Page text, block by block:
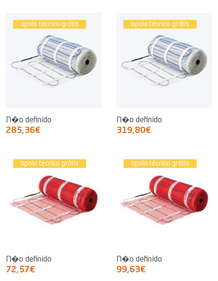
apoio técnico grátis
N�o definido
285,36€
apoio técnico grátis
N�o definido
319,80€
apoio técnico grátis
N�o definido
72,57€
apoio técnico grátis
N�o definido
99,63€